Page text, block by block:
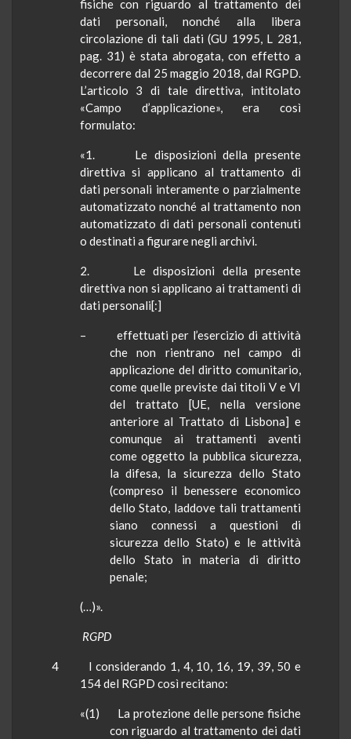
fisiche con riguardo al trattamento dei
dati personali, nonché alla libera
circolazione di tali dati (GU 1995, L 281,
pag. 31) è stata abrogata, con effetto a
decorrere dal 25 maggio 2018, dal RGPD.
L’articolo 3 di tale direttiva, intitolato
«Campo d’applicazione», era così
formulato:
«1. Le disposizioni della presente
direttiva si applicano al trattamento di
dati personali interamente o parzialmente
automatizzato nonché al trattamento non
automatizzato di dati personali contenuti
o destinati a figurare negli archivi.
2. Le disposizioni della presente
direttiva non si applicano ai trattamenti di
dati personali[:]
– effettuati per l’esercizio di attività
che non rientrano nel campo di
applicazione del diritto comunitario,
come quelle previste dai titoli V e VI
del trattato [UE, nella versione
anteriore al Trattato di Lisbona] e
comunque ai trattamenti aventi
come oggetto la pubblica sicurezza,
la difesa, la sicurezza dello Stato
(compreso il benessere economico
dello Stato, laddove tali trattamenti
siano connessi a questioni di
sicurezza dello Stato) e le attività
dello Stato in materia di diritto
penale;
(…)».
RGPD
4I considerando 1, 4, 10, 16, 19, 39, 50 e
154 del RGPD così recitano:
«(1) La protezione delle persone fisiche
con riguardo al trattamento dei dati